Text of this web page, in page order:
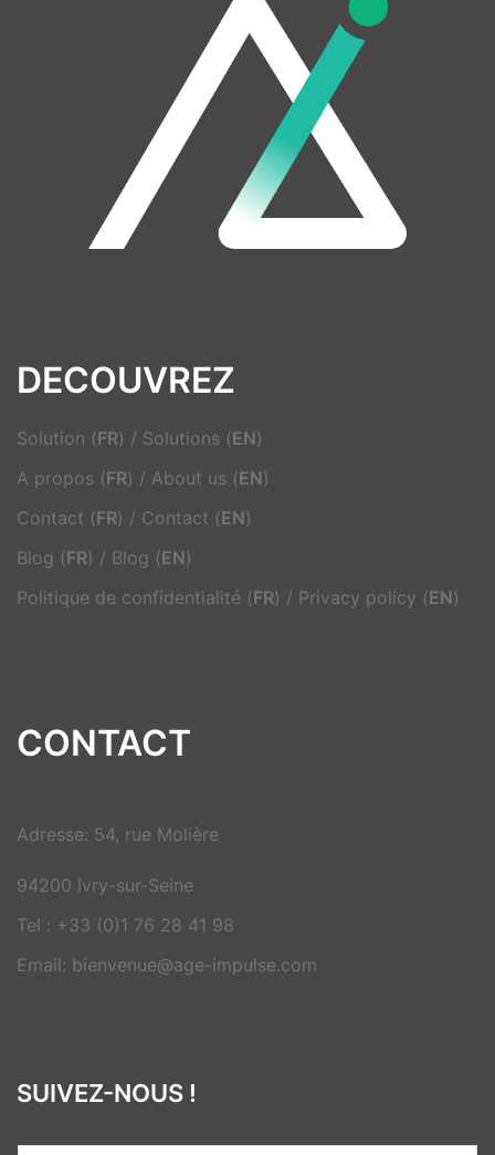
DECOUVREZ
Solution (FR) / Solutions (EN)
A propos (FR) / About us (EN)
Contact (FR) / Contact (EN)
Blog (FR) / Blog (EN)
Politique de confidentialité (FR) / Privacy policy (EN)
CONTACT
Adresse: 54, rue Molière
94200 Ivry-sur-Seine
Tel : +33 (0)1 76 28 41 98
Email: bienvenue@age-impulse.com
SUIVEZ-NOUS !